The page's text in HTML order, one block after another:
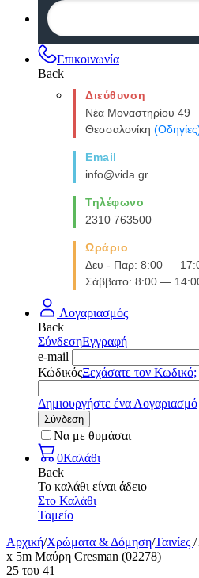
Επικοινωνία
Back
Διεύθυνση
Νέα Μοναστηρίου 49
Θεσσαλονίκη
Email
info@vida.gr
Τηλέφωνο
2310 763500
Ωράριο
Δευ - Παρ: 8:00 —
Σάββατο: 8:00 —
Λογαριασμός
Back
ΣύνδεσηΕγγραφή
e-mail
ΚώδικόςΞεχάσατε τον Κωδικό;
Δημιουργήστε ένα Λογαριασμό
Σύνδεση
Να με θυμάσαι
0Καλάθι
Back
Το καλάθι είναι άδειο
Στο Καλάθι
Ταμείο
Αρχική/Χρώματα & Δόμηση/Ταινίες /
x 5m Μαύρη Cresman (02278)
25 του 41